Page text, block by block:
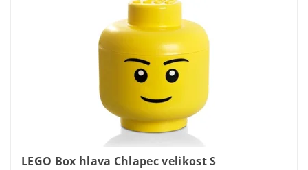
LEGO Box hlava Chlapec velikost S